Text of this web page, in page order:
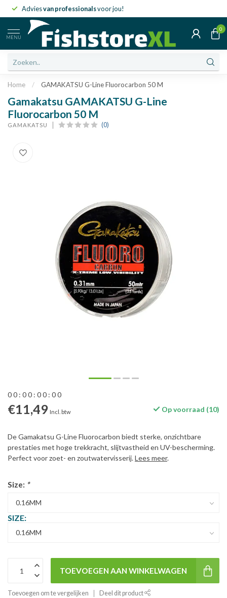
Adviesvan professionalsvoor jou!
MENU
0
Home / GAMAKATSU G-Line Fluorocarbon 50 M
Gamakatsu GAMAKATSU G-Line
Fluorocarbon 50 M
GAMAKATSU (0)
00 : 00 : 00 : 00
€11,49 Incl. btw Op voorraad (10)
De Gamakatsu G-Line Fluorocarbon biedt sterke, onzichtbare
prestaties met hoge trekkracht, slijtvastheid en UV-bescherming.
Perfect voor zoet- en zoutwatervisserij.Lees meer.
Size: *
SIZE:
TOEVOEGEN AAN WINKELWAGEN
Toevoegen om te vergelijken Deel dit product